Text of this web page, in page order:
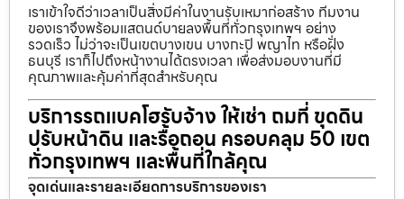
เราเข้าใจดีว่าเวลาเป็นสิ่งมีค่าในงานรับเหมาก่อสร้าง ทีมงาน
ของเราจึงพร้อมแสตนด์บายลงพื้นที่ทั่วกรุงเทพฯ อย่าง
รวดเร็ว ไม่ว่าจะเป็นเขตบางเขน บางกะปิ พญาไท หรือฝั่ง
ธนบุรี เราก็ไปถึงหน้างานได้ตรงเวลา เพื่อส่งมอบงานที่มี
คุณภาพและคุ้มค่าที่สุดสำหรับคุณ
บริการรถแบคโฮรับจ้าง ให้เช่า ถมที่ ขุดดิน
ปรับหน้าดิน และรื้อถอน ครอบคลุม 50 เขต
ทั่วกรุงเทพฯ และพื้นที่ใกล้คุณ
จุดเด่นและรายละเอียดการบริการของเรา